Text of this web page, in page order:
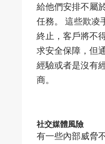
給他們安排不屬
任務。 這些欺凌
終止，客戶將不
求安全保障，但
經驗或者是沒有
商。
社交媒體風險
有一些內部威脅